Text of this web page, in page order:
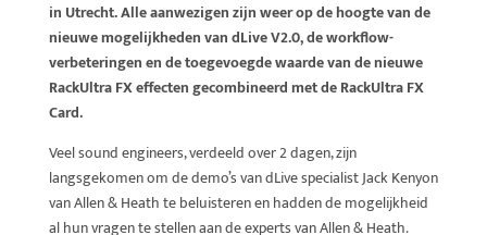
in Utrecht. Alle aanwezigen zijn weer op de hoogte van de
nieuwe mogelijkheden van dLive V2.0, de workflow-
verbeteringen en de toegevoegde waarde van de nieuwe
RackUltra FX effecten gecombineerd met de RackUltra FX
Card.
Veel sound engineers, verdeeld over 2 dagen, zijn
langsgekomen om de demo’s van dLive specialist Jack Kenyon
van Allen & Heath te beluisteren en hadden de mogelijkheid
al hun vragen te stellen aan de experts van Allen & Heath.